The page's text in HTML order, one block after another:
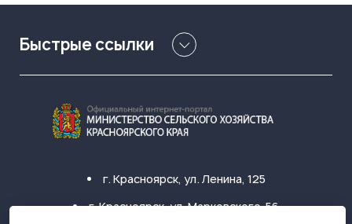
Быстрые ссылки
г. Красноярск, ул. Ленина, 125
г. Красноярск, ул. Марковского, 56